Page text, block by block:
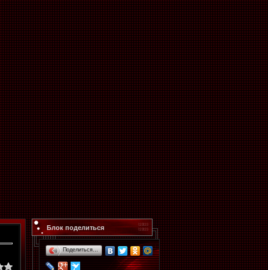
Блок поделиться
Поделиться…